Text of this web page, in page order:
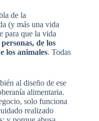
de la
(y más una vida
para que la vida
de los
los animales. Todas
al diseño de ese
alimentaria.
solo funciona
realizado